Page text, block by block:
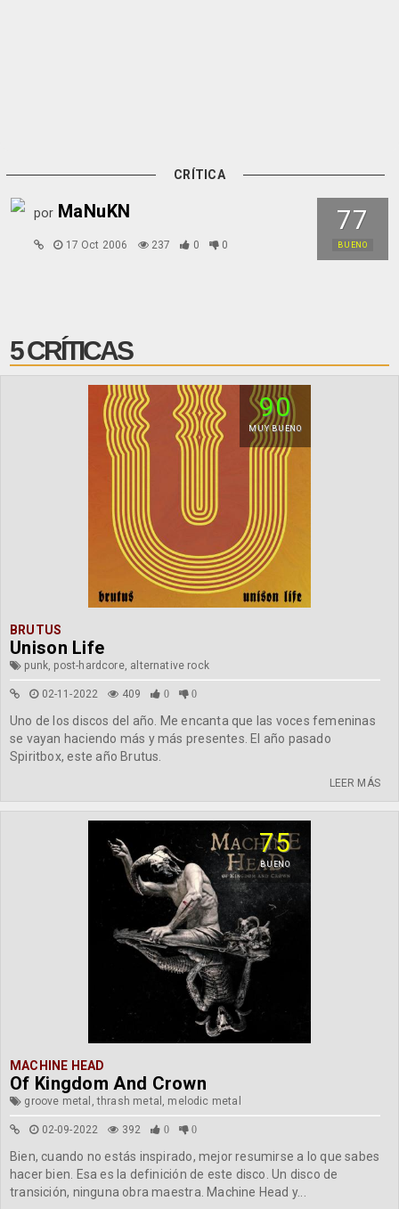
CRÍTICA
77
BUENO
por MaNuKN
17 Oct 2006 237 0 0
5 CRÍTICAS
90
MUY BUENO
BRUTUS
Unison Life
punk, post-hardcore, alternative rock
02-11-2022 409 0 0
Uno de los discos del año. Me encanta que las voces femeninas
se vayan haciendo más y más presentes. El año pasado
Spiritbox, este año Brutus.
LEER MÁS
75
BUENO
MACHINE HEAD
Of Kingdom And Crown
groove metal, thrash metal, melodic metal
02-09-2022 392 0 0
Bien, cuando no estás inspirado, mejor resumirse a lo que sabes
hacer bien. Esa es la definición de este disco. Un disco de
transición, ninguna obra maestra. Machine Head y...